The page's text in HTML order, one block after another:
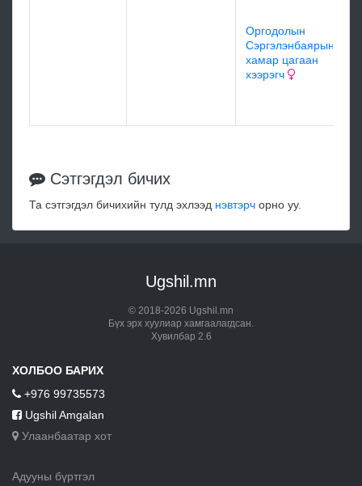
Оргодолын
Сэргэлэнбаярын
хамар цагаан
хээрэгч
Сэтгэгдэл бичих
Та сэтгэгдэл бичихийн тулд эхлээд нэвтэрч орно уу.
Ugshil.mn
© 2018-2026 Ugshil.mn
Бүх эрх хуулиар хамгаалагдсан.
Хувилбар 2.6
ХОЛБОО БАРИХ
+976 99735573
Ugshil Amgalan
Улаанбаатар хот
Адууны бүртгэл